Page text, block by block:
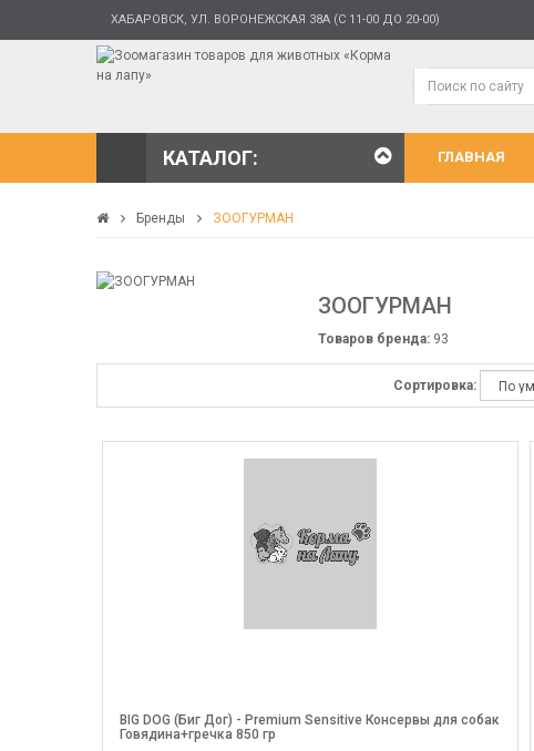
ХАБАРОВСК, УЛ. ВОРОНЕЖСКАЯ 38А (С 11-00 ДО 20-00)
КАТАЛОГ: ГЛАВНАЯ
Бренды ЗООГУРМАН
ЗООГУРМАН
Товаров бренда: 93
Сортировка:
BIG DOG (Биг Дог) - Premium Sensitive Консервы для собак
Говядина+гречка 850 гр